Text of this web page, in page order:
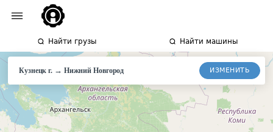
Найти грузы Найти машины
Кузнецк г. → НижнийНовгород ИЗМЕНИТЬ